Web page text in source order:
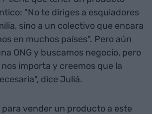
"No te diriges a esquiadores
sino a un colectivo que encara
en muchos países". Pero aún
ONG y buscamos negocio, pero
importa y creemos que la
dice Juliá.
para vender un producto a este